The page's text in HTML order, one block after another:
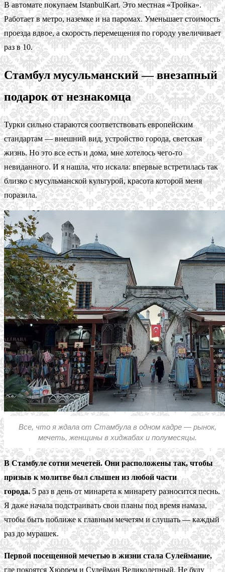
В автомате покупаем IstanbulKart. Это местная «Тройка».
Работает в метро, наземке и на паромах. Уменьшает стоимость
проезда вдвое, а скорость перемещения по городу увеличивает
раз в 10.
Стамбул мусульманский — внезапный
подарок от незнакомца
Турки сильно стараются соответствовать европейским
стандартам — внешний вид, устройство города, светская
жизнь. Но это все есть и дома, мне хотелось чего-то
невиданного. И я нашла, что искала: впервые встретилась так
близко с мусульманской культурой, красота которой меня
поразила.
Все, что я ждала от Стамбула в одном кадре — рынок,
мечеть, женщины в хиджабах и полумесяцы.
В Стамбуле сотни мечетей. Они расположены так, чтобы
призыв к молитве был слышен из любой части
города.5 раз в день от минарета к минарету разносится песнь.
Я даже начала подстраивать свои планы под время намаза,
чтобы быть поближе к главным мечетям и слушать — каждый
раз до мурашек.
Первой посещенной мечетью в жизни стала Сулеймание,
где покоятся Хюррем и Сулейман Великолепный. Не буду